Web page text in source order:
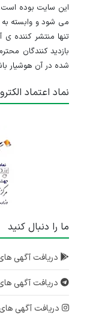
این سایت بوده
می شود و وابسته
تنها منتشر کننده
بازدید کنندگان
شده در آن هوشیار
نماد اعتماد
ما را دنبال کنید
دریافت آگهی
دریافت آگهی
دریافت آگهی